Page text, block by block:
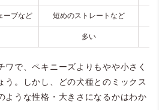
ーブなど 短めのストレートなど
多い
ワで、ペキニーズよりもやや小さく
う。しかし、どの犬種とのミックス
ような性格・大きさになるかはわか